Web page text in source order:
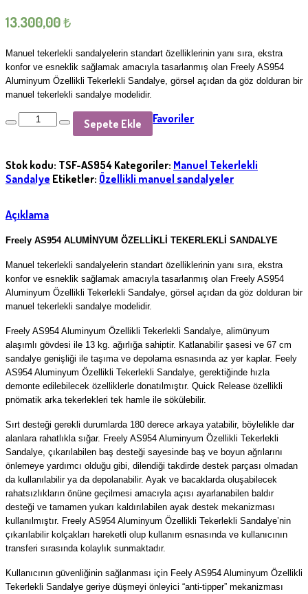
13.300,00₺
Manuel tekerlekli sandalyelerin standart özelliklerinin yanı sıra, ekstra
konfor ve esneklik sağlamak amacıyla tasarlanmış olan Freely AS954
Aluminyum Özellikli Tekerlekli Sandalye, görsel açıdan da göz dolduran bir
manuel tekerlekli sandalye modelidir.
Sepete Ekle Favoriler
Stok kodu: TSF-AS954 Kategoriler: Manuel Tekerlekli
Sandalye Etiketler: Özellikli manuel sandalyeler
Açıklama
Freely AS954 ALUMİNYUM ÖZELLİKLİ TEKERLEKLİ SANDALYE
Manuel tekerlekli sandalyelerin standart özelliklerinin yanı sıra, ekstra
konfor ve esneklik sağlamak amacıyla tasarlanmış olan Freely AS954
Aluminyum Özellikli Tekerlekli Sandalye, görsel açıdan da göz dolduran bir
manuel tekerlekli sandalye modelidir.
Freely AS954 Aluminyum Özellikli Tekerlekli Sandalye, alimünyum
alaşımlı gövdesi ile 13 kg. ağırlığa sahiptir. Katlanabilir şasesi ve 67 cm
sandalye genişliği ile taşıma ve depolama esnasında az yer kaplar. Feely
AS954 Aluminyum Özellikli Tekerlekli Sandalye, gerektiğinde hızla
demonte edilebilecek özelliklerle donatılmıştır. Quick Release özellikli
pnömatik arka tekerlekleri tek hamle ile sökülebilir.
Sırt desteği gerekli durumlarda 180 derece arkaya yatabilir, böylelikle dar
alanlara rahatlıkla sığar. Freely AS954 Aluminyum Özellikli Tekerlekli
Sandalye, çıkarılabilen baş desteği sayesinde baş ve boyun ağrılarını
önlemeye yardımcı olduğu gibi, dilendiği takdirde destek parçası olmadan
da kullanılabilir ya da depolanabilir. Ayak ve bacaklarda oluşabilecek
rahatsızlıkların önüne geçilmesi amacıyla açısı ayarlanabilen baldır
desteği ve tamamen yukarı kaldırılabilen ayak destek mekanizması
kullanılmıştır. Freely AS954 Aluminyum Özellikli Tekerlekli Sandalye’nin
çıkarılabilir kolçakları hareketli olup kullanım esnasında ve kullanıcının
transferi sırasında kolaylık sunmaktadır.
Kullanıcının güvenliğinin sağlanması için Feely AS954 Aluminyum Özellikli
Tekerlekli Sandalye geriye düşmeyi önleyici “anti-tipper” mekanizması